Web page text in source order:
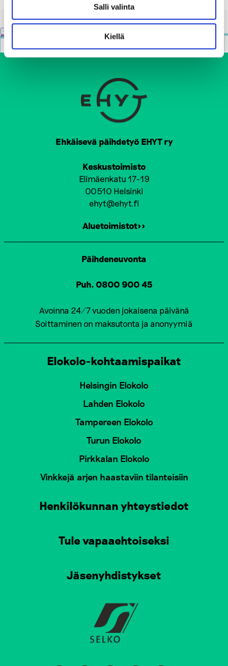
Salli valinta
Kiellä
Ehkäisevä päihdetyö EHYT ry
Keskustoimisto
Elimäenkatu 17-19
00510 Helsinki
ehyt@ehyt.fi
Aluetoimistot>>
Päihdeneuvonta
Puh. 0800 900 45
Avoinna 24/7 vuoden jokaisena päivänä
Soittaminen on maksutonta ja anonyymiä
Elokolo-kohtaamispaikat
Helsingin Elokolo
Lahden Elokolo
Tampereen Elokolo
Turun Elokolo
Pirkkalan Elokolo
Vinkkejä arjen haastaviin tilanteisiin
Henkilökunnan yhteystiedot
Tule vapaaehtoiseksi
Jäsenyhdistykset